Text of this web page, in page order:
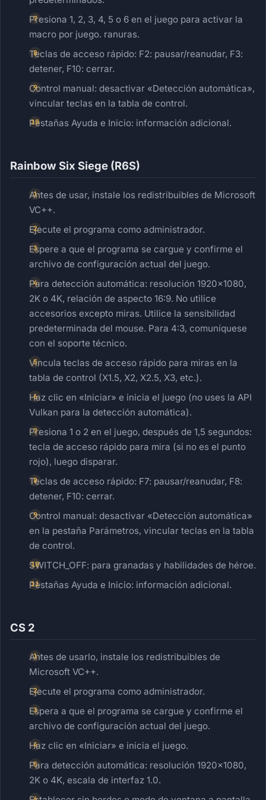
Presiona 1, 2, 3, 4, 5 o 6 en el juego para activar la
macro por juego. ranuras.
Teclas de acceso rápido: F2: pausar/reanudar, F3:
detener, F10: cerrar.
Control manual: desactivar «Detección automática»,
vincular teclas en la tabla de control.
Pestañas Ayuda e Inicio: información adicional.
Rainbow Six Siege (R6S)
Antes de usar, instale los redistribuibles de Microsoft
VC++.
Ejecute el programa como administrador.
Espere a que el programa se cargue y confirme el
archivo de configuración actual del juego.
Para detección automática: resolución 1920×1080,
2K o 4K, relación de aspecto 16:9. No utilice
accesorios excepto miras. Utilice la sensibilidad
predeterminada del mouse. Para 4:3, comuníquese
con el soporte técnico.
Vincula teclas de acceso rápido para miras en la
tabla de control (X1.5, X2, X2.5, X3, etc.).
Haz clic en «Iniciar» e inicia el juego (no uses la API
Vulkan para la detección automática).
Presiona 1 o 2 en el juego, después de 1,5 segundos:
tecla de acceso rápido para mira (si no es el punto
rojo), luego disparar.
Teclas de acceso rápido: F7: pausar/reanudar, F8:
detener, F10: cerrar.
Control manual: desactivar «Detección automática»
en la pestaña Parámetros, vincular teclas en la tabla
de control.
SWITCH_OFF: para granadas y habilidades de héroe.
Pestañas Ayuda e Inicio: información adicional.
CS 2
Antes de usarlo, instale los redistribuibles de
Microsoft VC++.
Ejecute el programa como administrador.
Espera a que el programa se cargue y confirme el
archivo de configuración actual del juego.
Haz clic en «Iniciar» e inicia el juego.
Para detección automática: resolución 1920×1080,
2K o 4K, escala de interfaz 1.0.